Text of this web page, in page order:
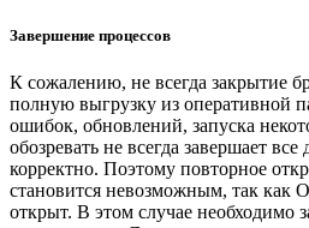
Завершение процессов
К сожалению, не всегда закрытие
полную выгрузку из оперативной
ошибок, обновлений, запуска
обозревать не всегда завершает все
корректно. Поэтому повторное
становится невозможным, так как
открыт. В этом случае необходимо